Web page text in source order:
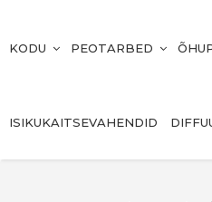
KODU PEOTARBED
ISIKUKAITSEVAHENDID